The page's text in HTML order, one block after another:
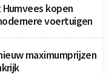
kopen
voertuigen
maximumprijzen